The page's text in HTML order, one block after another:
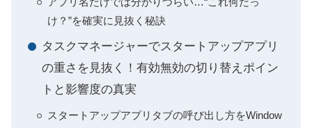
け？”を確実に見抜く秘訣
タスクマネージャーでスタートアップアプリ
の重さを見抜く！有効無効の切り替えポイン
トと影響度の真実
スタートアップアプリタブの呼び出し方をWindow